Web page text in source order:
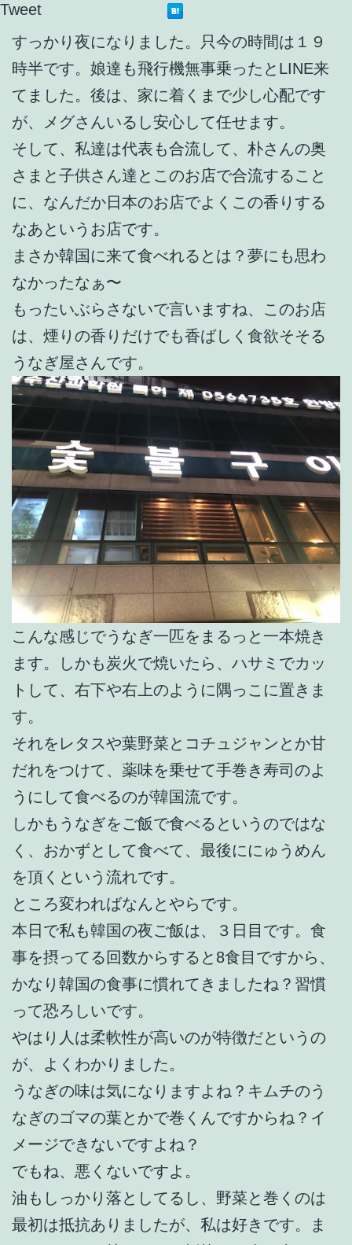
Tweet
すっかり夜になりました。只今の時間は１９
時半です。娘達も飛行機無事乗ったとLINE来
てました。後は、家に着くまで少し心配です
が、メグさんいるし安心して任せます。
そして、私達は代表も合流して、朴さんの奥
さまと子供さん達とこのお店で合流すること
に、なんだか日本のお店でよくこの香りする
なあというお店です。
まさか韓国に来て食べれるとは？夢にも思わ
なかったなぁ〜
もったいぶらさないで言いますね、このお店
は、煙りの香りだけでも香ばしく食欲そそる
うなぎ屋さんです。
こんな感じでうなぎ一匹をまるっと一本焼き
ます。しかも炭火で焼いたら、ハサミでカッ
トして、右下や右上のように隅っこに置きま
す。
それをレタスや葉野菜とコチュジャンとか甘
だれをつけて、薬味を乗せて手巻き寿司のよ
うにして食べるのが韓国流です。
しかもうなぎをご飯で食べるというのではな
く、おかずとして食べて、最後ににゅうめん
を頂くという流れです。
ところ変わればなんとやらです。
本日で私も韓国の夜ご飯は、３日目です。食
事を摂ってる回数からすると8食目ですから、
かなり韓国の食事に慣れてきましたね？習慣
って恐ろしいです。
やはり人は柔軟性が高いのが特徴だというの
が、よくわかりました。
うなぎの味は気になりますよね？キムチのう
なぎのゴマの葉とかで巻くんですからね？イ
メージできないですよね？
でもね、悪くないですよ。
油もしっかり落としてるし、野菜と巻くのは
最初は抵抗ありましたが、私は好きです。ま